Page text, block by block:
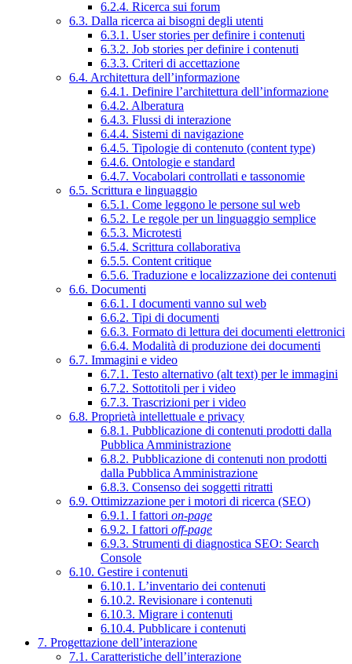
6.2.4. Ricerca sui forum
6.3. Dalla ricerca ai bisogni degli utenti
6.3.1. User stories per definire i contenuti
6.3.2. Job stories per definire i contenuti
6.3.3. Criteri di accettazione
6.4. Architettura dell’informazione
6.4.1. Definire l’architettura dell’informazione
6.4.2. Alberatura
6.4.3. Flussi di interazione
6.4.4. Sistemi di navigazione
6.4.5. Tipologie di contenuto (content type)
6.4.6. Ontologie e standard
6.4.7. Vocabolari controllati e tassonomie
6.5. Scrittura e linguaggio
6.5.1. Come leggono le persone sul web
6.5.2. Le regole per un linguaggio semplice
6.5.3. Microtesti
6.5.4. Scrittura collaborativa
6.5.5. Content critique
6.5.6. Traduzione e localizzazione dei contenuti
6.6. Documenti
6.6.1. I documenti vanno sul web
6.6.2. Tipi di documenti
6.6.3. Formato di lettura dei documenti elettronici
6.6.4. Modalità di produzione dei documenti
6.7. Immagini e video
6.7.1. Testo alternativo (alt text) per le immagini
6.7.2. Sottotitoli per i video
6.7.3. Trascrizioni per i video
6.8. Proprietà intellettuale e privacy
6.8.1. Pubblicazione di contenuti prodotti dalla
Pubblica Amministrazione
6.8.2. Pubblicazione di contenuti non prodotti
dalla Pubblica Amministrazione
6.8.3. Consenso dei soggetti ritratti
6.9. Ottimizzazione per i motori di ricerca (SEO)
6.9.1. I fattori on-page
6.9.2. I fattori off-page
6.9.3. Strumenti di diagnostica SEO: Search
Console
6.10. Gestire i contenuti
6.10.1. L’inventario dei contenuti
6.10.2. Revisionare i contenuti
6.10.3. Migrare i contenuti
6.10.4. Pubblicare i contenuti
7. Progettazione dell’interazione
7.1. Caratteristiche dell’interazione